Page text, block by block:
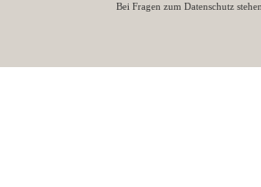
Bei Fragen zum Datenschutz